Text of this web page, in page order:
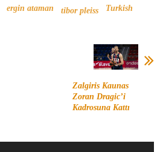
ergin ataman tibor pleiss
Turkish
Zalgiris Kaunas
Zoran Dragic’i
Kadrosuna Kattı